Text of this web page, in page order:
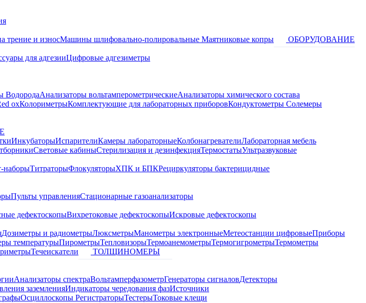
трение и износМашины шлифовально-полировальные Маятниковые копры
ОБОРУДОВАНИЕ
для адгезииЦифровые адгезиметры
ВодородаАнализаторы вольтамперометрическиеАнализаторы химического состава
oxКолориметрыКомплектующие для лабораторных приборовКондуктометры Солемеры
ИнкубаторыИспарителиКамеры лабораторныеКолбонагревателиЛабораторная мебель
Световые кабиныСтерилизация и дезинфекцияТермостатыУльтразвуковые
наборыТитраторыФлокуляторыХПК и БПКРециркуляторы бактерицидные
Пульты управленияСтационарные газоанализаторы
дефектоскопыВихретоковые дефектоскопыИскровые дефектоскопы
Дозиметры и радиометрыЛюксметрыМанометры электронныеМетеостанции цифровыеПриборы
температурыПирометрыТепловизорыТермоанемометрыТермогигрометрыТермометры
Течеискатели
ТОЛЩИНОМЕРЫ
Анализаторы спектраВольтамперфазометрГенераторы сигналовДетекторы
заземленияИндикаторы чередования фазИсточники
Осциллоскопы РегистраторыТестерыТоковые клещи